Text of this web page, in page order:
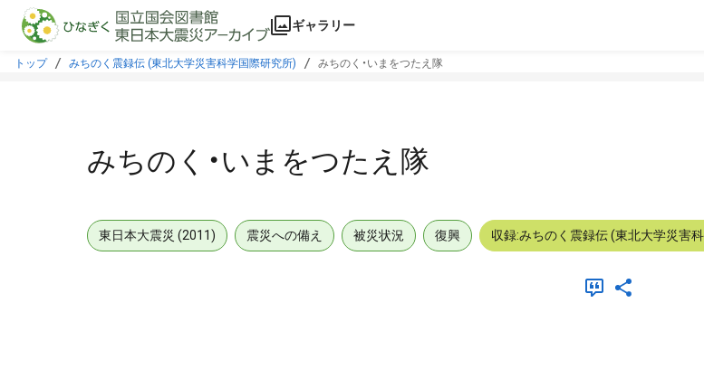
本文に飛ぶ
ギャラリー
トップ みちのく震録伝 (東北大学災害科学国際研究所) みちのく・いまをつたえ隊
みちのく・いまをつたえ隊
東日本大震災 (2011) 震災への備え 被災状況 復興 収録:みちのく震録伝 (東北大学災害